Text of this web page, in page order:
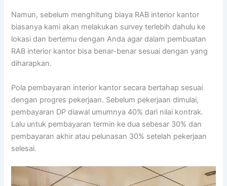
Namun, sebelum menghitung biaya RAB interior kantor
biasanya kami akan melakukan survey terlebih dahulu ke
lokasi dan bertemu dengan Anda agar dalam pembuatan
RAB interior kantor bisa benar-benar sesuai dengan yang
diharapkan.
Pola pembayaran interior kantor secara bertahap sesuai
dengan progres pekerjaan. Sebelum pekerjaan dimulai,
pembayaran DP diawal umumnya 40% dari nilai kontrak.
Lalu untuk pembayaran termin ke dua sebesar 30% dan
pembayaran akhir atau pelunasan 30% setelah pekerjaan
selesai.